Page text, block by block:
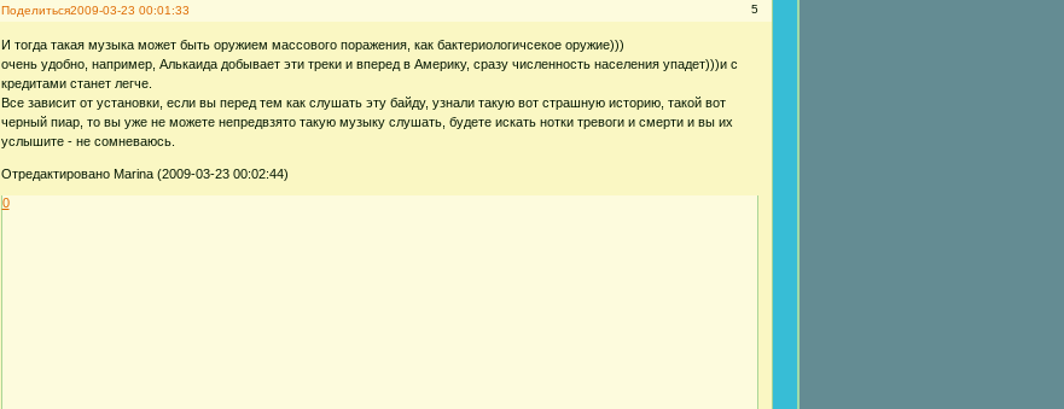
Поделиться 5
2009-03-23 00:01:33
И тогда такая музыка может быть оружием массового поражения, как бактериологичсекое оружие)))
очень удобно, например, Алькаида добывает эти треки и вперед в Америку, сразу численность населения упадет)))и с
кредитами станет легче.
Все зависит от установки, если вы перед тем как слушать эту байду, узнали такую вот страшную историю, такой вот
черный пиар, то вы уже не можете непредвзято такую музыку слушать, будете искать нотки тревоги и смерти и вы их
услышите - не сомневаюсь.
Отредактировано Marina (2009-03-23 00:02:44)
0